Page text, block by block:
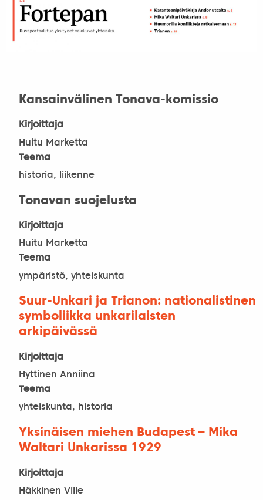
Kansainvälinen Tonava-komissio
Kirjoittaja
Huitu Marketta
Teema
historia, liikenne
Tonavan suojelusta
Kirjoittaja
Huitu Marketta
Teema
ympäristö, yhteiskunta
Suur-Unkari ja Trianon: nationalistinen
symboliikka unkarilaisten
arkipäivässä
Kirjoittaja
Hyttinen Anniina
Teema
yhteiskunta, historia
Yksinäisen miehen Budapest – Mika
Waltari Unkarissa 1929
Kirjoittaja
Häkkinen Ville